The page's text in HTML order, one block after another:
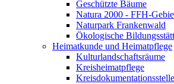
Geschützte Bäume
Natura 2000 - FFH-
Naturpark Frankenwald
Ökologische
Heimatkunde und Heimatpflege
Kulturlandschaftsräume
Kreisheimatpflege
Kreisdokumentationsstelle